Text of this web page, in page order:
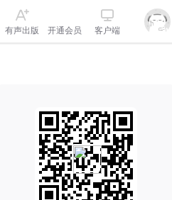
有声出版 开通会员 客户端